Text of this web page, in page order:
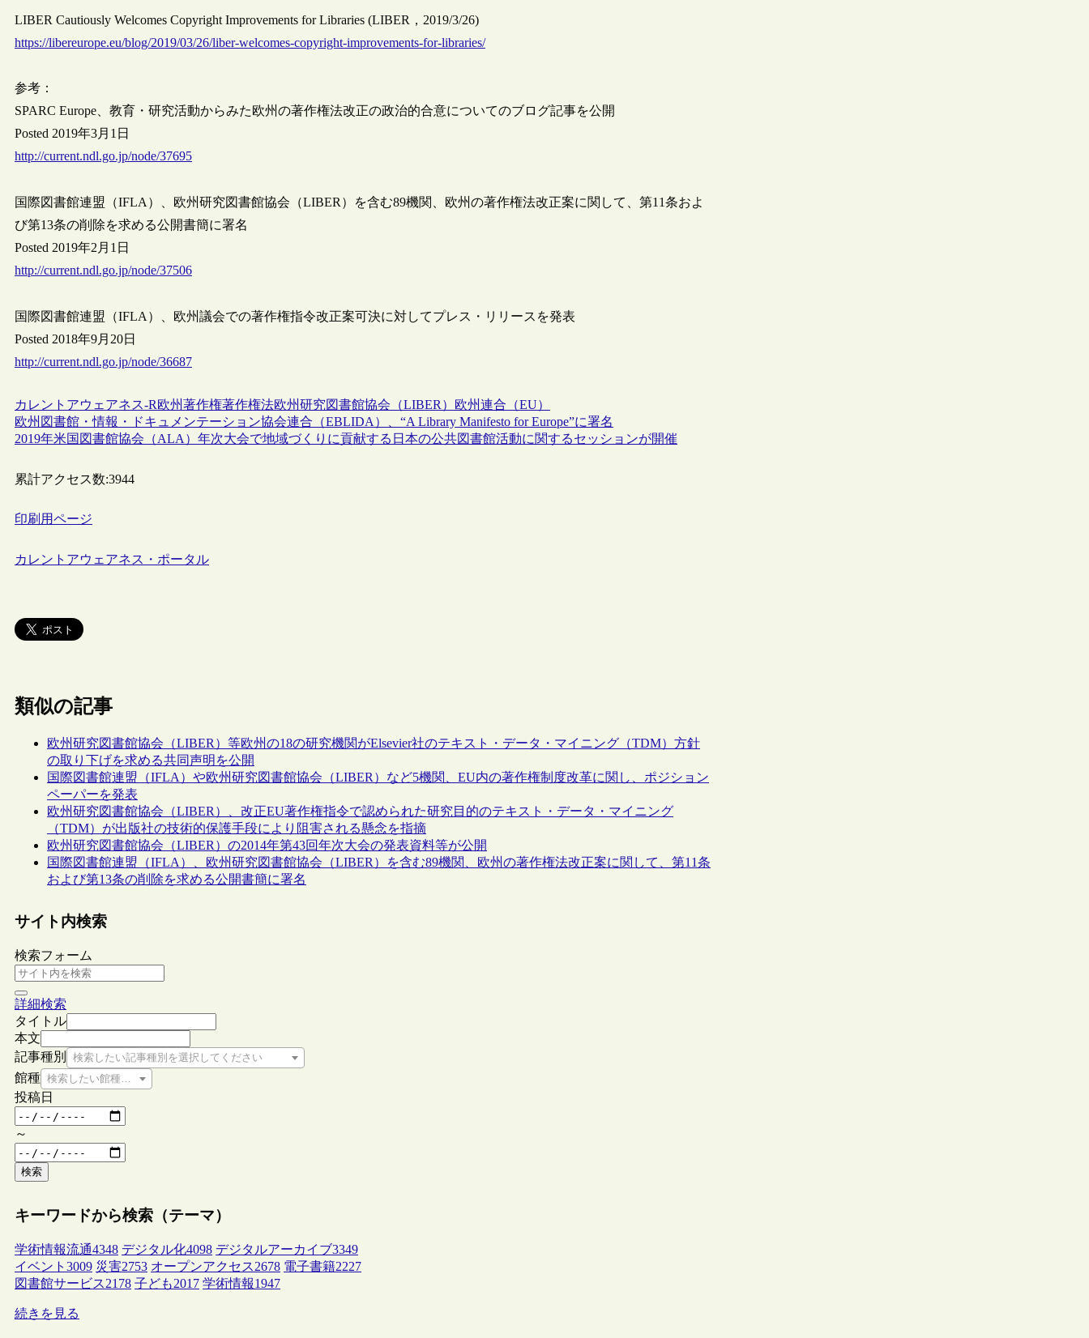
LIBER Cautiously Welcomes Copyright Improvements for Libraries (LIBER，2019/3/26)
https://libereurope.eu/blog/2019/03/26/liber-welcomes-copyright-improvements-for-libraries/
参考：
SPARC Europe、教育・研究活動からみた欧州の著作権法改正の政治的合意についてのブログ記事を公開
Posted 2019年3月1日
http://current.ndl.go.jp/node/37695
国際図書館連盟（IFLA）、欧州研究図書館協会（LIBER）を含む89機関、欧州の著作権法改正案に関して、第11条およ
び第13条の削除を求める公開書簡に署名
Posted 2019年2月1日
http://current.ndl.go.jp/node/37506
国際図書館連盟（IFLA）、欧州議会での著作権指令改正案可決に対してプレス・リリースを発表
Posted 2018年9月20日
http://current.ndl.go.jp/node/36687
カレントアウェアネス-R欧州著作権著作権法欧州研究図書館協会（LIBER） 欧州連合（EU）
欧州図書館・情報・ドキュメンテーション協会連合（EBLIDA）、“A Library Manifesto for Europe”に署名
2019年米国図書館協会（ALA）年次大会で地域づくりに貢献する日本の公共図書館活動に関するセッションが開催
累計アクセス数:3944
印刷用ページ
カレントアウェアネス・ポータル
類似の記事
欧州研究図書館協会（LIBER）等欧州の18の研究機関がElsevier社のテキスト・データ・マイニング（TDM）方針
の取り下げを求める共同声明を公開
国際図書館連盟（IFLA）や欧州研究図書館協会（LIBER）など5機関、EU内の著作権制度改革に関し、ポジション
ペーパーを発表
欧州研究図書館協会（LIBER）、改正EU著作権指令で認められた研究目的のテキスト・データ・マイニング
（TDM）が出版社の技術的保護手段により阻害される懸念を指摘
欧州研究図書館協会（LIBER）の2014年第43回年次大会の発表資料等が公開
国際図書館連盟（IFLA）、欧州研究図書館協会（LIBER）を含む89機関、欧州の著作権法改正案に関して、第11条
および第13条の削除を求める公開書簡に署名
サイト内検索
検索フォーム
詳細検索
タイトル
本文
記事種別
検索したい記事種別を選択してください
館種 検索したい館種を選択してください
投稿日
～
検索
キーワードから検索（テーマ）
学術情報流通4348 デジタル化4098 デジタルアーカイブ3349
イベント 3009 災害2753 オープンアクセス2678 電子書籍2227
図書館サービス2178 子ども2017 学術情報1947
続きを見る